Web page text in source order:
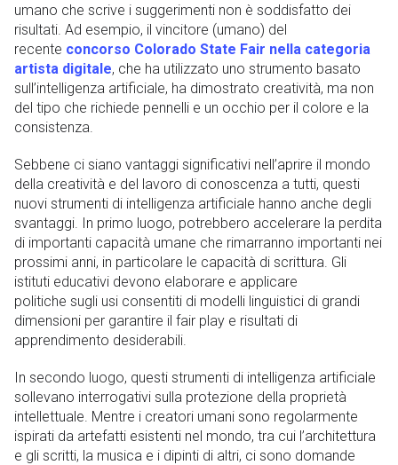
umano che scrive i suggerimenti non è soddisfatto dei
risultati. Ad esempio, il vincitore (umano) del
recente concorso Colorado State Fair nella categoria
artista digitale, che ha utilizzato uno strumento basato
sull’intelligenza artificiale, ha dimostrato creatività, ma non
del tipo che richiede pennelli e un occhio per il colore e la
consistenza.
Sebbene ci siano vantaggi significativi nell’aprire il mondo
della creatività e del lavoro di conoscenza a tutti, questi
nuovi strumenti di intelligenza artificiale hanno anche degli
svantaggi. In primo luogo, potrebbero accelerare la perdita
di importanti capacità umane che rimarranno importanti nei
prossimi anni, in particolare le capacità di scrittura. Gli
istituti educativi devono elaborare e applicare
politiche sugli usi consentiti di modelli linguistici di grandi
dimensioni per garantire il fair play e risultati di
apprendimento desiderabili.
In secondo luogo, questi strumenti di intelligenza artificiale
sollevano interrogativi sulla protezione della proprietà
intellettuale. Mentre i creatori umani sono regolarmente
ispirati da artefatti esistenti nel mondo, tra cui l’architettura
e gli scritti, la musica e i dipinti di altri, ci sono domande